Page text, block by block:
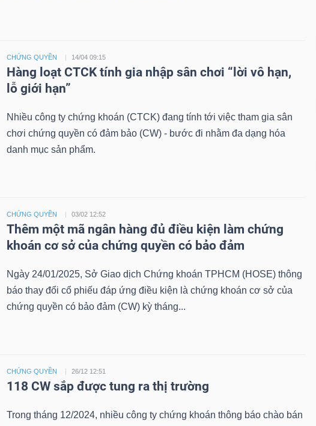
CHỨNG QUYỀN 14/04 09:15
Hàng loạt CTCK tính gia nhập sân chơi “lời vô hạn,
lỗ giới hạn”
Nhiều công ty chứng khoán (CTCK) đang tính tới việc tham gia sân
chơi chứng quyền có đảm bảo (CW) - bước đi nhằm đa dạng hóa
danh mục sản phẩm.
CHỨNG QUYỀN 03/02 12:52
Thêm một mã ngân hàng đủ điều kiện làm chứng
khoán cơ sở của chứng quyền có bảo đảm
Ngày 24/01/2025, Sở Giao dịch Chứng khoán TPHCM (HOSE) thông
báo thay đổi cổ phiếu đáp ứng điều kiện là chứng khoán cơ sở của
chứng quyền có bảo đảm (CW) kỳ tháng...
CHỨNG QUYỀN 26/12 12:51
118 CW sắp được tung ra thị trường
Trong tháng 12/2024, nhiều công ty chứng khoán thông báo chào bán